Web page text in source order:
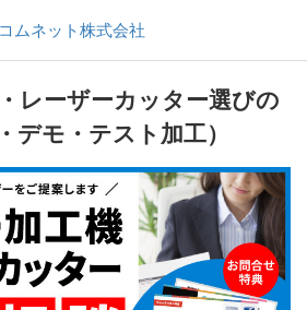
レーザーカッター選びの
デモ・テスト加工）